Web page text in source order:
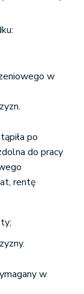
w
po
do pracy
rentę
w